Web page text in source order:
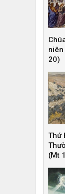
niên
20)
Thứ
(Mt